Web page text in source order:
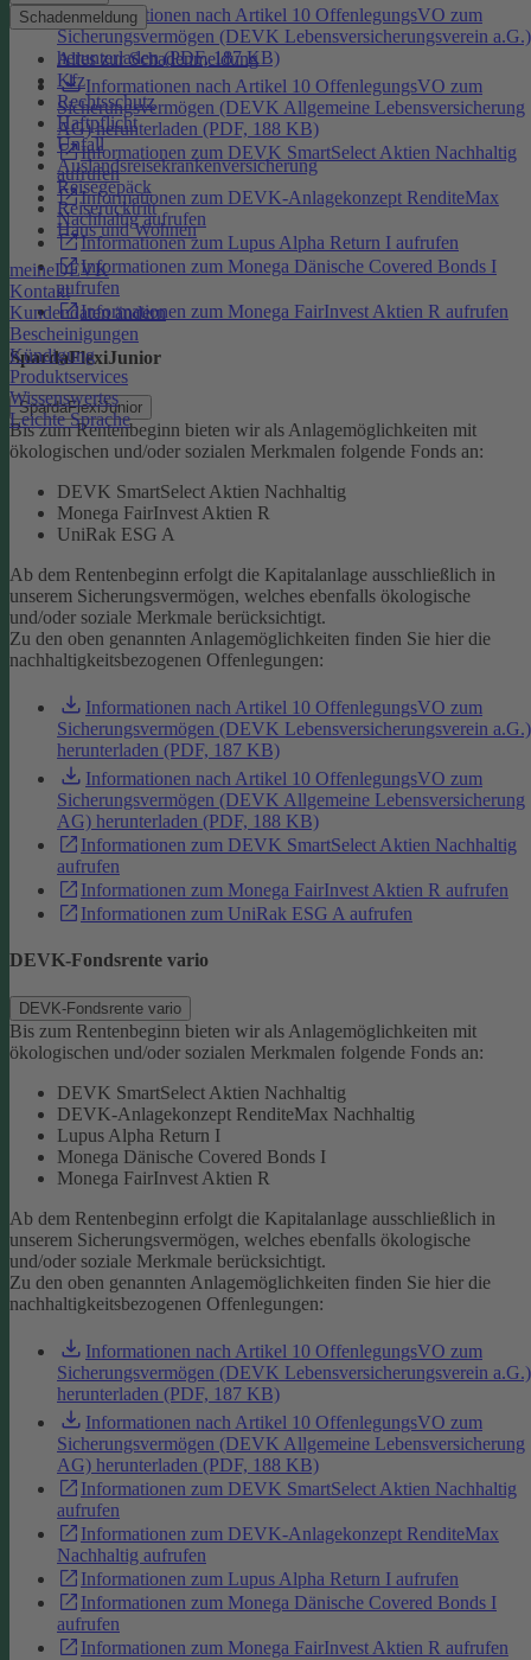
Schadenmeldung
Alles zur Schadenmeldung
Kfz
Rechtsschutz
Haftpflicht
Unfall
Auslandsreisekrankenversicherung
Reisegepäck
Reiserücktritt
Haus und Wohnen
meineDEVK
Kontakt
Kundendaten ändern
Bescheinigungen
Kündigung
Produktservices
Wissenswertes
Leichte Sprache
Informationen nach Artikel 10 OffenlegungsVO zum
Sicherungsvermögen (DEVK Lebensversicherungsverein a.G.)
herunterladen (PDF, 187 KB)
Informationen nach Artikel 10 OffenlegungsVO zum
Sicherungsvermögen (DEVK Allgemeine Lebensversicherung
AG) herunterladen (PDF, 188 KB)
Informationen zum DEVK SmartSelect Aktien Nachhaltig
aufrufen
Informationen zum DEVK-Anlagekonzept RenditeMax
Nachhaltig aufrufen
Informationen zum Lupus Alpha Return I aufrufen
Informationen zum Monega Dänische Covered Bonds I
aufrufen
Informationen zum Monega FairInvest Aktien R aufrufen
SpardaFlexiJunior
SpardaFlexiJunior
Bis zum Rentenbeginn bieten wir als Anlagemöglichkeiten mit
ökologischen und/oder sozialen Merkmalen folgende Fonds an:
DEVK SmartSelect Aktien Nachhaltig
Monega FairInvest Aktien R
UniRak ESG A
Ab dem Rentenbeginn erfolgt die Kapitalanlage ausschließlich in
unserem Sicherungsvermögen, welches ebenfalls ökologische
und/oder soziale Merkmale berücksichtigt.
Zu den oben genannten Anlagemöglichkeiten finden Sie hier die
nachhaltigkeitsbezogenen Offenlegungen:
Informationen nach Artikel 10 OffenlegungsVO zum
Sicherungsvermögen (DEVK Lebensversicherungsverein a.G.)
herunterladen (PDF, 187 KB)
Informationen nach Artikel 10 OffenlegungsVO zum
Sicherungsvermögen (DEVK Allgemeine Lebensversicherung
AG) herunterladen (PDF, 188 KB)
Informationen zum DEVK SmartSelect Aktien Nachhaltig
aufrufen
Informationen zum Monega FairInvest Aktien R aufrufen
Informationen zum UniRak ESG A aufrufen
DEVK-Fondsrente vario
DEVK-Fondsrente vario
Bis zum Rentenbeginn bieten wir als Anlagemöglichkeiten mit
ökologischen und/oder sozialen Merkmalen folgende Fonds an:
DEVK SmartSelect Aktien Nachhaltig
DEVK-Anlagekonzept RenditeMax Nachhaltig
Lupus Alpha Return I
Monega Dänische Covered Bonds I
Monega FairInvest Aktien R
Ab dem Rentenbeginn erfolgt die Kapitalanlage ausschließlich in
unserem Sicherungsvermögen, welches ebenfalls ökologische
und/oder soziale Merkmale berücksichtigt.
Zu den oben genannten Anlagemöglichkeiten finden Sie hier die
nachhaltigkeitsbezogenen Offenlegungen:
Informationen nach Artikel 10 OffenlegungsVO zum
Sicherungsvermögen (DEVK Lebensversicherungsverein a.G.)
herunterladen (PDF, 187 KB)
Informationen nach Artikel 10 OffenlegungsVO zum
Sicherungsvermögen (DEVK Allgemeine Lebensversicherung
AG) herunterladen (PDF, 188 KB)
Informationen zum DEVK SmartSelect Aktien Nachhaltig
aufrufen
Informationen zum DEVK-Anlagekonzept RenditeMax
Nachhaltig aufrufen
Informationen zum Lupus Alpha Return I aufrufen
Informationen zum Monega Dänische Covered Bonds I
aufrufen
Informationen zum Monega FairInvest Aktien R aufrufen